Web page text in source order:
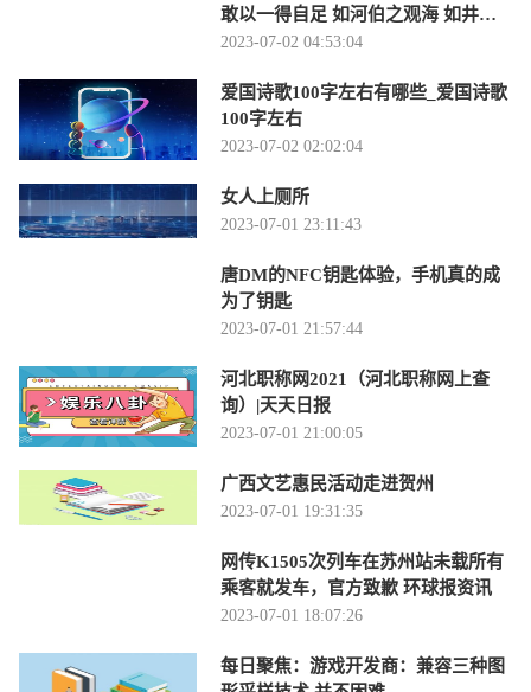
敢以一得自足 如河伯之观海 如井蛙
之窥天 皆-当前时讯
2023-07-02 04:53:04
爱国诗歌100字左右有哪些_爱国诗歌
100字左右
2023-07-02 02:02:04
女人上厕所
2023-07-01 23:11:43
唐DM的NFC钥匙体验，手机真的成
为了钥匙
2023-07-01 21:57:44
河北职称网2021（河北职称网上查
询）|天天日报
2023-07-01 21:00:05
广西文艺惠民活动走进贺州
2023-07-01 19:31:35
网传K1505次列车在苏州站未载所有
乘客就发车，官方致歉 环球报资讯
2023-07-01 18:07:26
每日聚焦：游戏开发商：兼容三种图